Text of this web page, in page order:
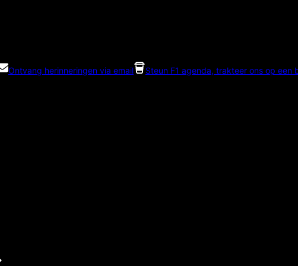
Ontvang herinneringen via email
Steun F1 agenda, trakteer ons op een